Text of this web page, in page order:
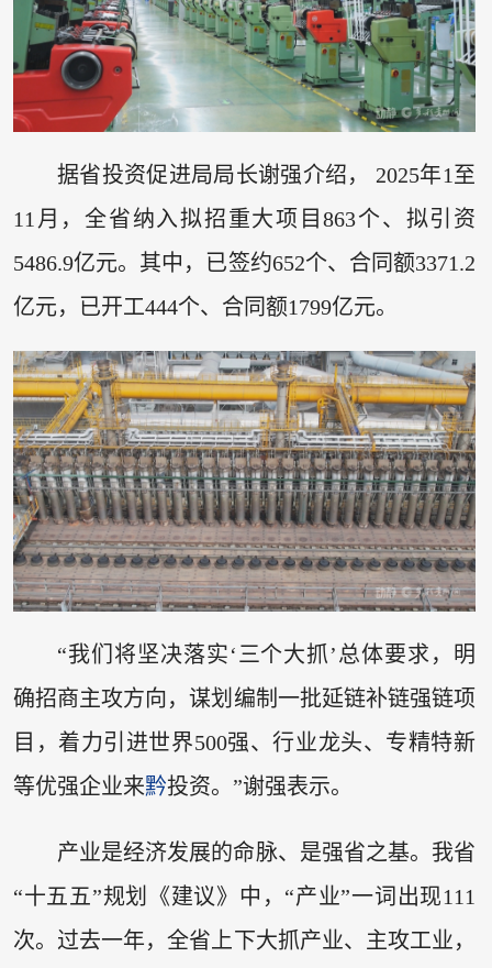
据省投资促进局局长谢强介绍， 2025年1至
11月，全省纳入拟招重大项目863个、拟引资
5486.9亿元。其中，已签约652个、合同额3371.2
亿元，已开工444个、合同额1799亿元。
“我们将坚决落实‘三个大抓’总体要求，明
确招商主攻方向，谋划编制一批延链补链强链项
目，着力引进世界500强、行业龙头、专精特新
等优强企业来黔投资。”谢强表示。
产业是经济发展的命脉、是强省之基。我省
“十五五”规划《建议》中，“产业”一词出现111
次。过去一年，全省上下大抓产业、主攻工业，